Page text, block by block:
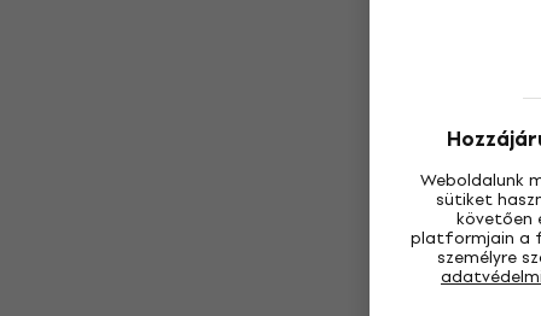
Weboldalunk
sütiket
követően
platformjain a
személyre